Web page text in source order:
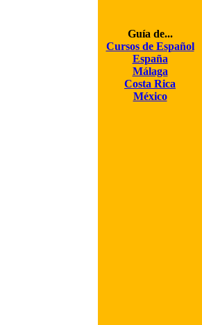
Guía de...
Cursos de Español
España
Málaga
Costa Rica
México